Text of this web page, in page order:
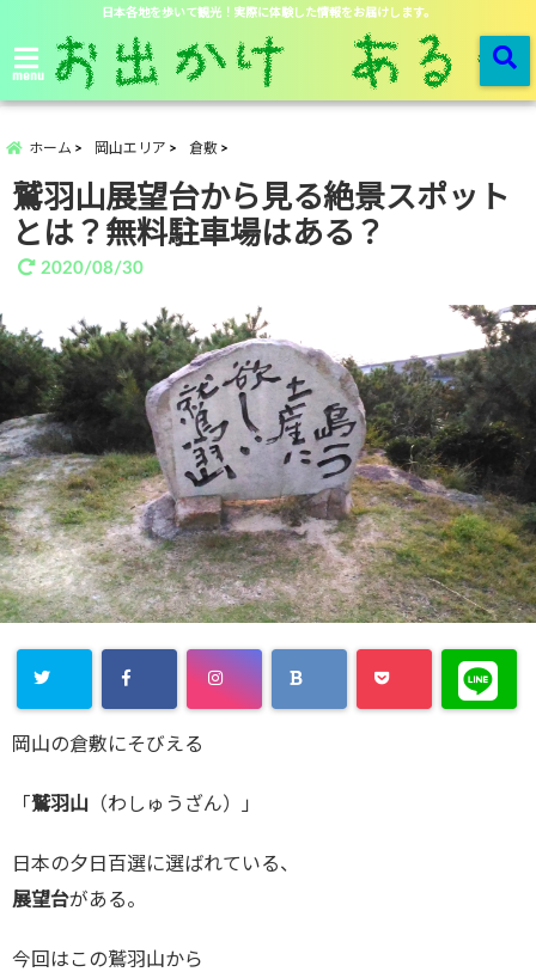
日本各地を歩いて観光！実際に体験した情報をお届けします。
menu
ホーム 岡山エリア 倉敷
鷲羽山展望台から見る絶景スポット
とは？無料駐車場はある？
2020/08/30
岡山の倉敷にそびえる
「 鷲羽山 （わしゅうざん）」
日本の夕日百選に選ばれている、
展望台がある。
今回はこの鷲羽山から